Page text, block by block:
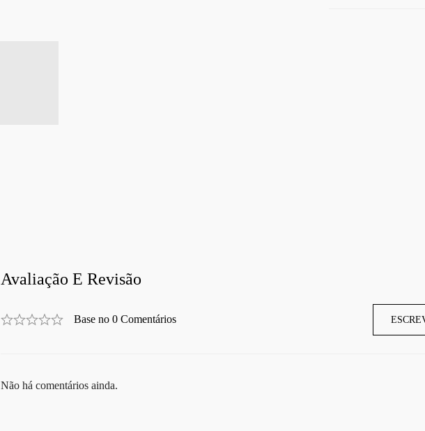
Avaliação E Revisão
Base no 0 Comentários
Não há comentários ainda.